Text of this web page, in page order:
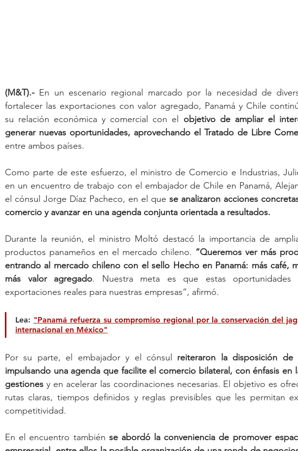
(M&T).- En un escenario regional marcado por la necesidad de
fortalecer las exportaciones con valor agregado, Panamá y Chile
su relación económica y comercial con el objetivo de ampliar el
generar nuevas oportunidades, aprovechando el Tratado de Libre
entre ambos países.
Como parte de este esfuerzo, el ministro de Comercio e Industrias,
en un encuentro de trabajo con el embajador de Chile en Panamá,
el cónsul Jorge Díaz Pacheco, en el que se analizaron acciones
comercio y avanzar en una agenda conjunta orientada a resultados.
Durante la reunión, el ministro Moltó destacó la importancia de
productos panameños en el mercado chileno. “Queremos ver más
entrando al mercado chileno con el sello Hecho en Panamá: más café,
más valor agregado. Nuestra meta es que estas oportunidades
exportaciones reales para nuestras empresas”, afirmó.
Lea: "Panamá refuerza su compromiso regional por la conservación del
internacional en México"
Por su parte, el embajador y el cónsul reiteraron la disposición de
impulsando una agenda que facilite el comercio bilateral, con énfasis en
gestiones y en acelerar las coordinaciones necesarias. El objetivo es
rutas claras, tiempos definidos y reglas previsibles que les permitan
competitividad.
En el encuentro también se abordó la conveniencia de promover